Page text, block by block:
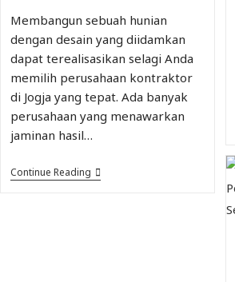
Membangun sebuah hunian
dengan desain yang diidamkan
dapat terealisasikan selagi Anda
memilih perusahaan kontraktor
di Jogja yang tepat. Ada banyak
perusahaan yang menawarkan
jaminan hasil…
Continue Reading